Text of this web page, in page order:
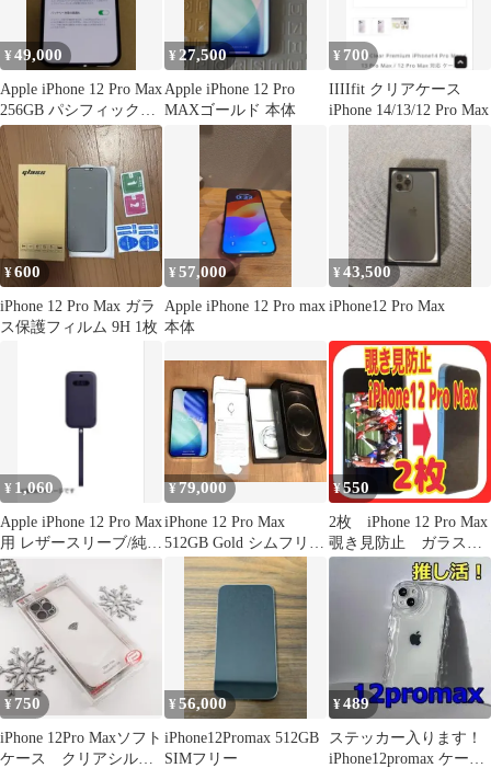
¥49,000
Apple iPhone 12 Pro Max
256GB パシフィックブ
ルー
¥27,500
Apple iPhone 12 Pro
MAXゴールド 本体
¥ 700
IIIIfit クリアケース
iPhone 14/13/12 Pro Max
¥600
iPhone 12 Pro Max ガラ
ス保護フィルム 9H 1枚
¥57,000
Apple iPhone 12 Pro max
本体
¥43,500
iPhone12 Pro Max
¥ 1,060
Apple iPhone 12 Pro Max
用 レザースリーブ/純正
品
¥79,000
iPhone 12 Pro Max
512GB Gold シムフリー
海外版
¥550
2枚 iPhone 12 Pro Max
覗き見防止 ガラス
フィルム 防油脂
¥ 750
iPhone 12Pro Maxソフト
ケース クリアシルバ
¥56,000
iPhone12Promax 512GB
SIMフリー
¥489
ステッカー入ります！
iPhone12promax ケース